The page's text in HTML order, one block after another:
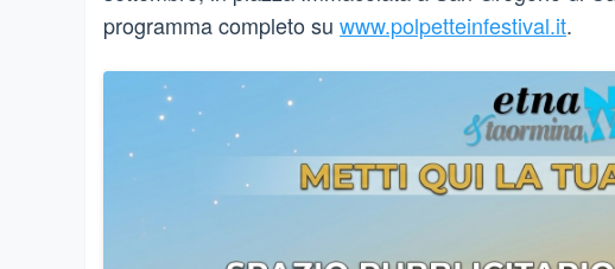
programma completo su www.polpetteinfestival.it.